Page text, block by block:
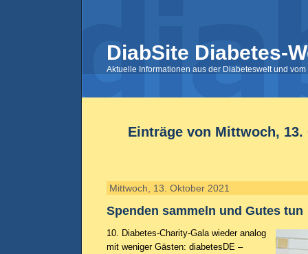
DiabSite Diabetes-
Aktuelle Informationen aus der Diabeteswelt und
Einträge von Mittwoch, 13.
Mittwoch, 13. Oktober 2021
Spenden sammeln und Gutes tun
10. Diabetes-Charity-Gala wieder analog
mit weniger Gästen: diabetesDE –